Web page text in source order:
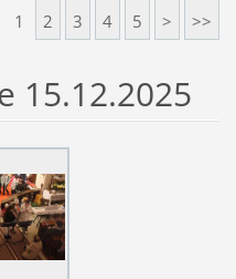
1 2 3 4 5 > >>
15.12.2025